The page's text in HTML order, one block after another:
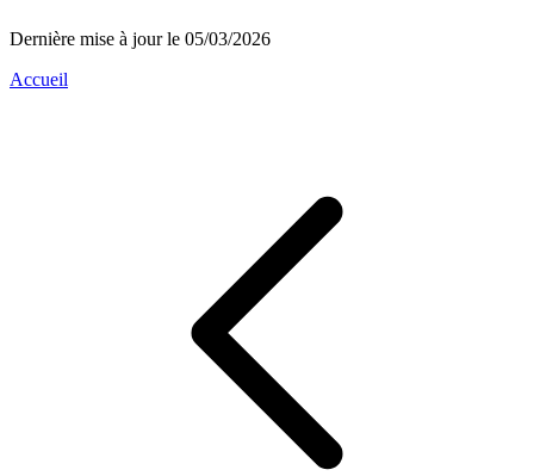
Dernière mise à jour le 05/03/2026
Accueil